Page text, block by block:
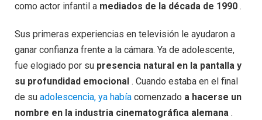
como actor infantil a mediados de la década de 1990 .
Sus primeras experiencias en televisión le ayudaron a
ganar confianza frente a la cámara. Ya de adolescente,
fue elogiado por su presencia natural en la pantalla y
su profundidad emocional . Cuando estaba en el final
de su adolescencia, ya había comenzado a hacerse un
nombre en la industria cinematográfica alemana .